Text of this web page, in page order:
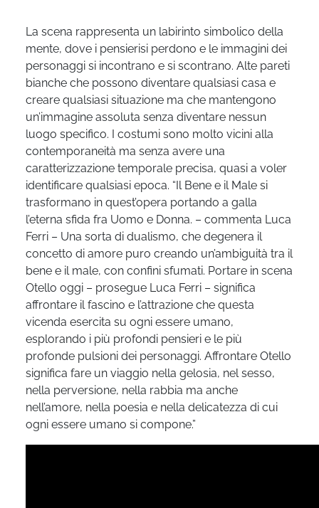
La scena rappresenta un labirinto simbolico della
mente, dove i pensierisi perdono e le immagini dei
personaggi si incontrano e si scontrano. Alte pareti
bianche che possono diventare qualsiasi casa e
creare qualsiasi situazione ma che mantengono
un’immagine assoluta senza diventare nessun
luogo specifico. I costumi sono molto vicini alla
contemporaneità ma senza avere una
caratterizzazione temporale precisa, quasi a voler
identificare qualsiasi epoca. “Il Bene e il Male si
trasformano in quest’opera portando a galla
l’eterna sfida fra Uomo e Donna. – commenta Luca
Ferri – Una sorta di dualismo, che degenera il
concetto di amore puro creando un’ambiguità tra il
bene e il male, con confini sfumati. Portare in scena
Otello oggi – prosegue Luca Ferri – significa
affrontare il fascino e l’attrazione che questa
vicenda esercita su ogni essere umano,
esplorando i più profondi pensieri e le più
profonde pulsioni dei personaggi. Affrontare Otello
significa fare un viaggio nella gelosia, nel sesso,
nella perversione, nella rabbia ma anche
nell’amore, nella poesia e nella delicatezza di cui
ogni essere umano si compone.”